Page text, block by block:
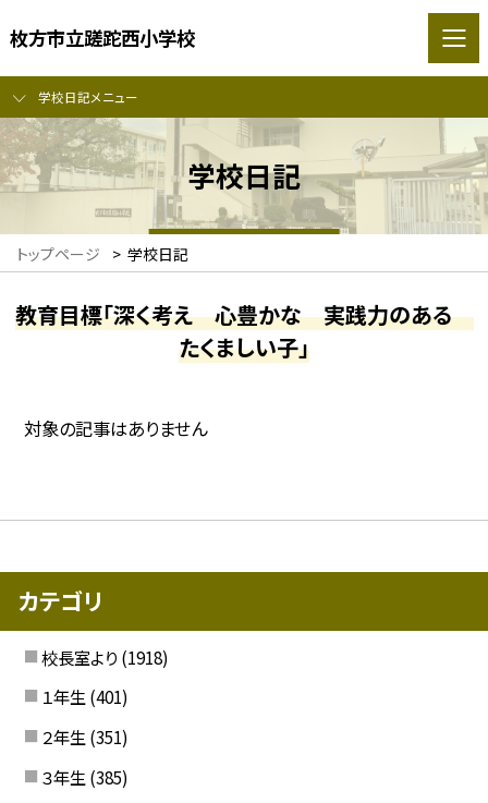
枚方市立蹉跎西小学校
学校日記メニュー
学校日記
トップページ > 学校日記
教育目標「深く考え 心豊かな 実践力のある
たくましい子」
対象の記事はありません
カテゴリ
校長室より (1918)
１年生 (401)
２年生 (351)
３年生 (385)